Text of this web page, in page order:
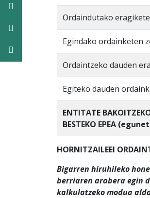
Ordaindutako
Egindako ordainketen
Ordaintzeko dauden
Egiteko dauden
ENTITATE
BESTEKO EPEA
HORNITZAILEEI
Bigarren hiruhileko
berriaren arabera egin
kalkulatzeko modua